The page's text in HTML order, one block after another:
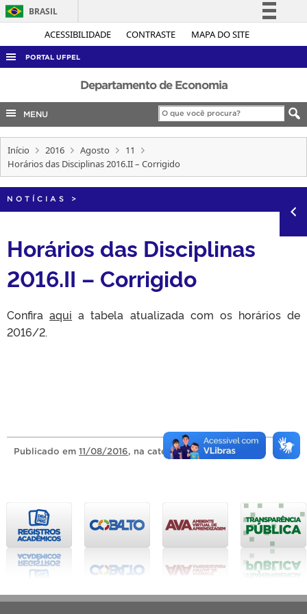
ACESSIBILIDADE CONTRASTE MAPA DO SITE
BRASIL
Simplifique!
Legislação
Canais
PORTAL UFPEL
ACESSO À INFORMAÇÃO
AUDITORIA
COBALTO
CONCURSOS
INTERNACIONAL
PORTARIAS
Departamento de Economia
MENU
Início 2016 Agosto
11
Horários das Disciplinas 2016.II – Corrigido
NOTÍCIAS >
Horários das Disciplinas
2016.II – Corrigido
Confiraaqui a tabela atualizada com os horários de
2016/2.
Publicado em 11/08/2016, na categoriaNotícias.